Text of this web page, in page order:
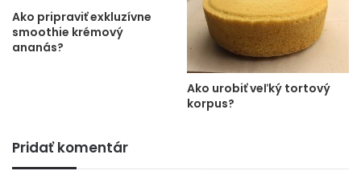
Ako pripraviť exkluzívne
smoothie krémový
ananás?
Ako urobiť veľký tortový
korpus?
Pridať komentár